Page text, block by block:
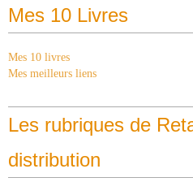
Mes 10 Livres
Mes 10 livres
Mes meilleurs liens
Les rubriques de
distribution